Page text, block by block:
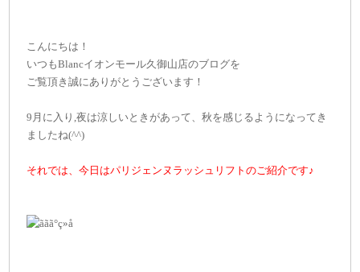
こんにちは！
いつもBlancイオンモール久御山店のブログを
ご覧頂き誠にありがとうございます！
9月に入り,夜は涼しいときがあって、秋を感じるようになってき
ましたね(^^)
それでは、今日はパリジェンヌラッシュリフトのご紹介です♪